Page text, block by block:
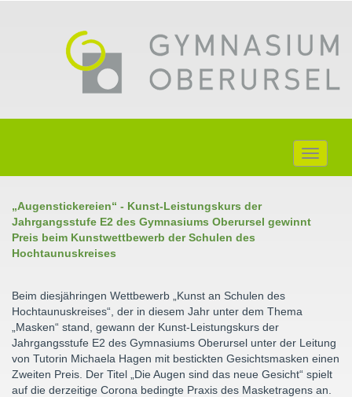
Toggle
„Augenstickereien“ - Kunst-Leistungskurs der
Jahrgangsstufe E2 des Gymnasiums Oberursel gewinnt
Preis beim Kunstwettbewerb der Schulen des
Hochtaunuskreises
Beim diesjähringen Wettbewerb „Kunst an Schulen des
Hochtaunuskreises“, der in diesem Jahr unter dem Thema
„Masken“ stand, gewann der Kunst-Leistungskurs der
Jahrgangsstufe E2 des Gymnasiums Oberursel unter der Leitung
von Tutorin Michaela Hagen mit bestickten Gesichtsmasken einen
Zweiten Preis. Der Titel „Die Augen sind das neue Gesicht“ spielt
auf die derzeitige Corona bedingte Praxis des Masketragens an.